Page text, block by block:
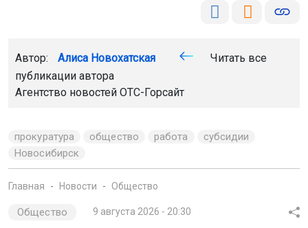
Автор: Алиса Новохатская
Читать все
публикации автора
Агентство новостей ОТС-Горсайт
прокуратура общество работа
субсидии
Новосибирск
Главная Новости Общество
Общество 9 августа 2026 - 20:30